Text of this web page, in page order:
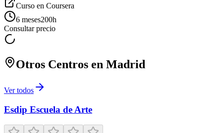
Curso en Coursera
6 meses200h
Consultar precio
Otros Centros en Madrid
Ver todos
Esdip Escuela de Arte